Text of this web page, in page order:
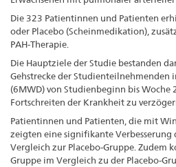
Die 323 Patientinnen und Patienten
oder Placebo (Scheinmedikation),
PAH-Therapie.
Die Hauptziele der Studie bestanden
Gehstrecke der Studienteilnehmenden
(6MWD) von Studienbeginn bis Woche
Fortschreiten der Krankheit zu
Patientinnen und Patienten, die mit
zeigten eine signifikante Verbesserung
Vergleich zur Placebo-Gruppe. Zudem
Gruppe im Vergleich zu der Placebo-